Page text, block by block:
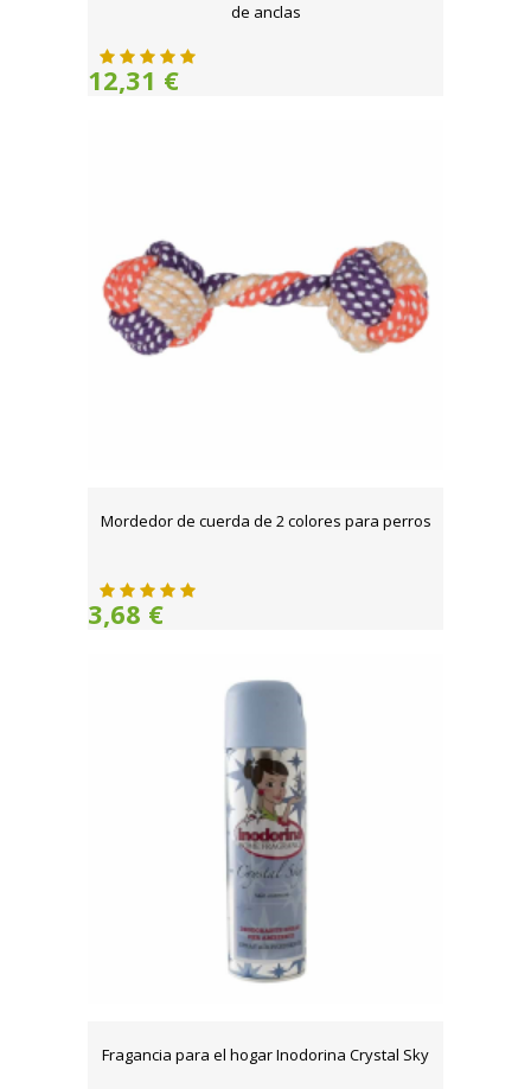
de anclas
12,31 €
Mordedor de cuerda de 2 colores para perros
3,68 €
Fragancia para el hogar Inodorina Crystal Sky